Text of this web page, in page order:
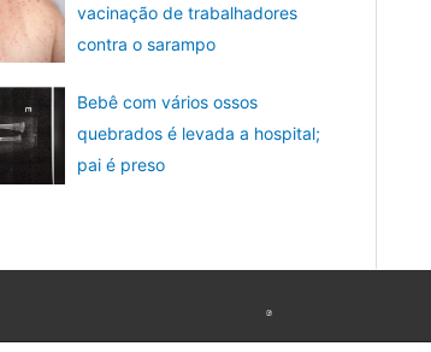
vacinação de trabalhadores
contra o sarampo
Bebê com vários ossos
quebrados é levada a hospital;
pai é preso